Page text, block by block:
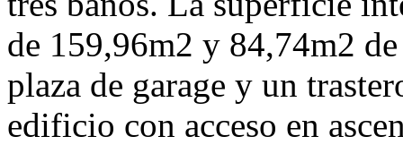
de 159,96m2 y 84,74m2
plaza de garage y un
edificio con acceso en